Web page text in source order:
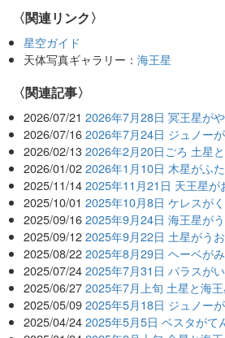
〈関連リンク〉
星空ガイド
天体写真ギャラリー：海王星
関連記事
2026/07/21 2026年7月28日 冥王星が
2026/07/16 2026年7月24日 ジュノー
2026/02/13 2026年2月20日ごろ 土星
2026/01/02 2026年1月10日 木星がふ
2025/11/14 2025年11月21日 天王星が
2025/10/01 2025年10月8日 ケレスが
2025/09/16 2025年9月24日 海王星が
2025/09/12 2025年9月22日 土星がう
2025/08/22 2025年8月29日 ヘーベが
2025/07/24 2025年7月31日 パラスが
2025/06/27 2025年7月上旬 土星と海
2025/05/09 2025年5月18日 ジュノー
2025/04/24 2025年5月5日 ベスタがて